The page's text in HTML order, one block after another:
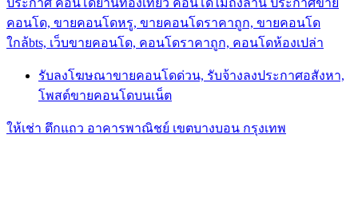
คอนโด, ขายคอนโดหรู, ขายคอนโดราคาถูก, ขายคอนโด
ใกล้bts, เว็บขายคอนโด, คอนโดราคาถูก, คอนโดห้องเปล่า
รับลงโฆษณาขายคอนโดด่วน, รับจ้างลงประกาศอสังหา,
โพสต์ขายคอนโดบนเน็ต
ให้เช่า ตึกแถว อาคารพาณิชย์ เขตบางบอน กรุงเทพ